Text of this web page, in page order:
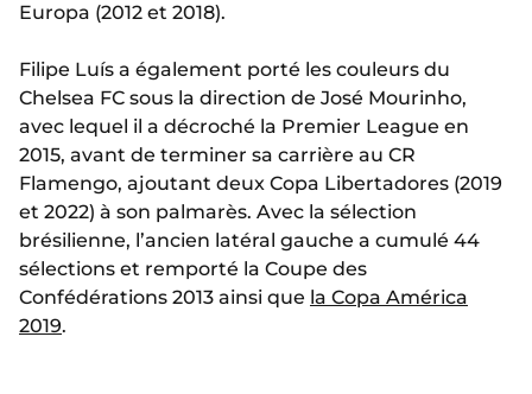
Europa (2012 et 2018).
Filipe Luís a également porté les couleurs du
Chelsea FC sous la direction de José Mourinho,
avec lequel il a décroché la Premier League en
2015, avant de terminer sa carrière au CR
Flamengo, ajoutant deux Copa Libertadores (2019
et 2022) à son palmarès. Avec la sélection
brésilienne, l’ancien latéral gauche a cumulé 44
sélections et remporté la Coupe des
Confédérations 2013 ainsi que la Copa América
2019.